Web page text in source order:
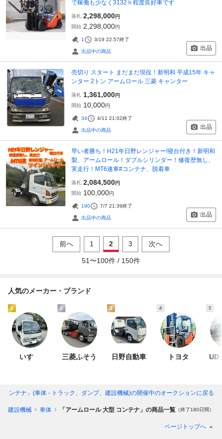
で稼働も少なく3132ｈ程度良好車です
落札 2,298,000円
開始 2,298,000円
1 3/19 22:57終了
出品中の商品 出品
売切り スタート まだまだ現役！新明和 平成15年 キャ
ンター 2トン アームロール 三菱 キャンター
落札 1,361,000円
開始 10,000円
34 4/11 21:02終了
出品中の商品 出品
早い者勝ち！H21年日野レンジャー!寝台付き！新明和
製、アームロール！ダブルシリンダー！修復歴無し、
実走行！MT6速車#コンテナ、脱着車
落札 2,084,500円
開始 100,000円
190 7/7 21:39終了
出品中の商品 出品
前へ 1 2 3 次へ
51 〜100件 / 150件
人気のメーカー・ブランド
1
いすゞ
2
三菱ふそう
3
日野自動車
4
トヨタ
5
UD
コンテナ」(車体 - トラック、ダンプ、建設機械)の開催中のオークションに戻る
、建設機械 車体 「アームロール 大型 コンテナ」の商品一覧 （終了180日間）
ページトップへ